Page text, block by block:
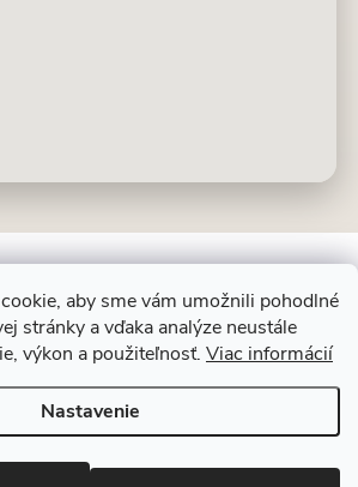
aby sme vám umožnili pohodlné
stránky a vďaka analýze neustále
výkon a použiteľnosť. Viac informácií
Nastavenie
ALIT SLOVAKIA
kameň. Všetky práva vyhradené.Upraviť
nastavenie cookies